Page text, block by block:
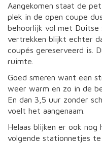
Aangekomen staat de
plek in de open coupe
behoorlijk vol met Duitse
vertrekken blijkt echter
coupés gereserveerd is.
ruimte.
Goed smeren want een
weer warm en zo in de
En dan 3,5 uur zonder
voelt het aangenaam.
Helaas blijken er ook nog
volgende stationnetjes